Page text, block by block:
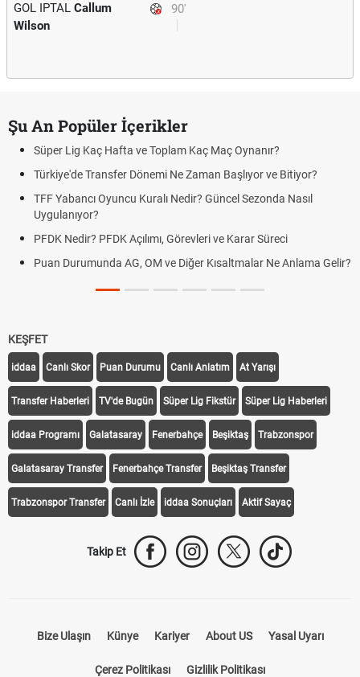
90'
GOL IPTAL Callum
Wilson
Şu An Popüler İçerikler
Süper Lig Kaç Hafta ve Toplam Kaç Maç Oynanır?
Türkiye'de Transfer Dönemi Ne Zaman Başlıyor ve Bitiyor?
TFF Yabancı Oyuncu Kuralı Nedir? Güncel Sezonda Nasıl
Uygulanıyor?
PFDK Nedir? PFDK Açılımı, Görevleri ve Karar Süreci
Puan Durumunda AG, OM ve Diğer Kısaltmalar Ne Anlama Gelir?
KEŞFET
iddaa Canlı Skor Puan Durumu Canlı Anlatım At Yarışı
Transfer Haberleri TV'de Bugün Süper Lig Fikstür Süper Lig Haberleri
iddaa Programı Galatasaray Fenerbahçe Beşiktaş Trabzonspor
Galatasaray Transfer Fenerbahçe Transfer Beşiktaş Transfer
Trabzonspor Transfer Canlı İzle iddaa Sonuçları Aktif Sayaç
Takip Et
Bize Ulaşın Künye Kariyer About US Yasal Uyarı
Çerez Politikası Gizlilik Politikası